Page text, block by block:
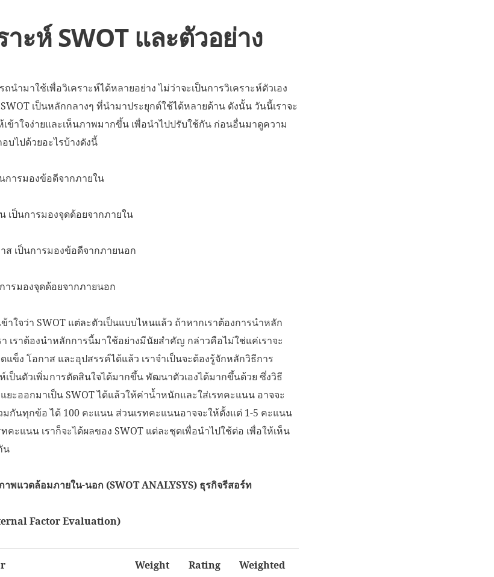
าะห์ SWOT และตัวอย่าง
นำมาใช้เพื่อวิเคราะห์ได้หลายอย่าง ไม่ว่าจะเป็นการวิเคราะห์ตัวเอง
เป็นหลักกลางๆ ที่นำมาประยุกต์ใช้ได้หลายด้าน ดังนั้น วันนี้เราจะ
ห้เข้าใจง่ายและเห็นภาพมากขึ้น เพื่อนำไปปรับใช้กัน ก่อนอื่นมาดูความ
บไปด้วยอะไรบ้างดังนี้
การมองข้อดีจากภายใน
เป็นการมองจุดด้อยจากภายใน
ส เป็นการมองข้อดีจากภายนอก
ารมองจุดด้อยจากภายนอก
าใจว่า SWOT แต่ละตัวเป็นแบบไหนแล้ว ถ้าหากเราต้องการนำหลัก
เราต้องนำหลักการนี้มาใช้อย่างมีนัยสำคัญ กล่าวคือไม่ใช่แค่เราจะ
แข็ง โอกาส และอุปสรรค์ได้แล้ว เราจำเป็นจะต้องรู้จักหลักวิธีการ
เป็นตัวเพิ่มการตัดสินใจได้มากขึ้น พัฒนาตัวเองได้มากขึ้นด้วย ซึ่งวิธี
ยะออกมาเป็น SWOT ได้แล้วให้ค่าน้ำหนักและใส่เรทคะแนน อาจจะ
กันทุกข้อ ได้ 100 คะแนน ส่วนเรทคะแนนอาจจะให้ตั้งแต่ 1-5 คะแนน
ะแนน เราก็จะได้ผลของ SWOT แต่ละชุดเพื่อนำไปใช้ต่อ เพื่อให้เห็น
น
าพแวดล้อมภายใน-นอก (SWOT ANALYSYS) ธุรกิจรีสอร์ท
Factor Evaluation)
Weight Rating Weighted